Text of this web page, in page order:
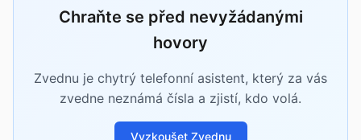
Chraňte se před nevyžádanými
hovory
Zvednu je chytrý telefonní asistent, který za vás
zvedne neznámá čísla a zjistí, kdo volá.
Vyzkoušet Zvednu